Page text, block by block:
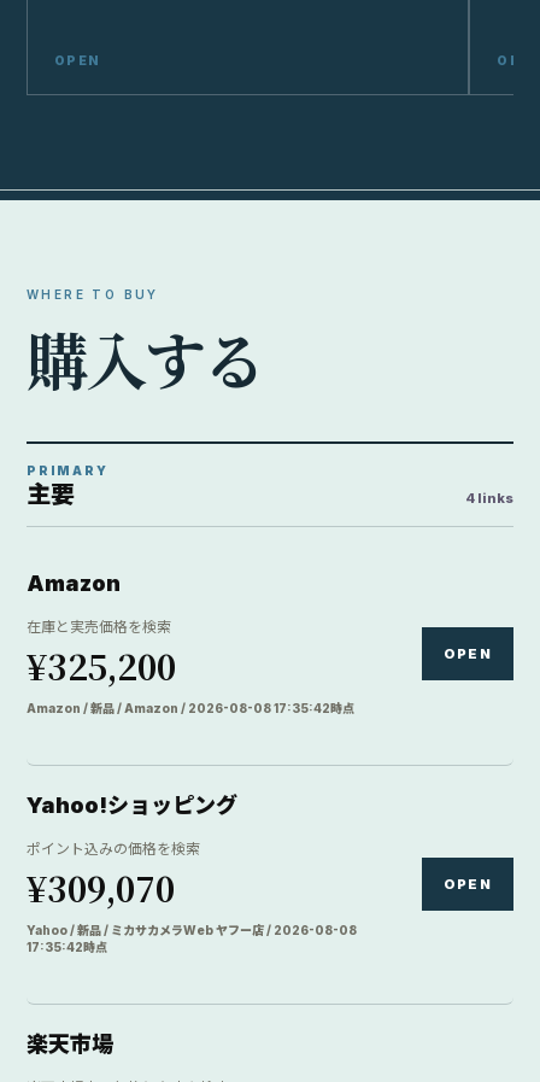
WHERE TO BUY
購入する
PRIMARY
主要 4 links
Amazon
在庫と実売価格を検索
¥325,200
Amazon / 新品 / Amazon / 2026-08-08 17:35:42時点
OPEN
Yahoo!ショッピング
ポイント込みの価格を検索
¥309,070
Yahoo / 新品 / ミカサカメラWeb ヤフー店 / 2026-08-08
17:35:42時点
OPEN
楽天市場